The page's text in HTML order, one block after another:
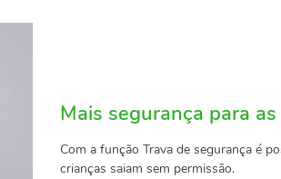
Mais segurança para
Com a função Trava de segurança é
crianças saiam sem permissão.